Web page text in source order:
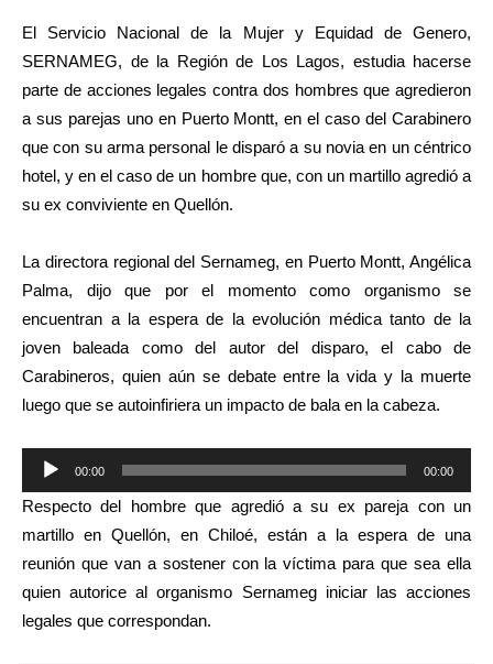
El Servicio Nacional de la Mujer y Equidad de Genero,
SERNAMEG, de la Región de Los Lagos, estudia hacerse
parte de acciones legales contra dos hombres que agredieron
a sus parejas uno en Puerto Montt, en el caso del Carabinero
que con su arma personal le disparó a su novia en un céntrico
hotel, y en el caso de un hombre que, con un martillo agredió a
su ex conviviente en Quellón.
La directora regional del Sernameg, en Puerto Montt, Angélica
Palma, dijo que por el momento como organismo se
encuentran a la espera de la evolución médica tanto de la
joven baleada como del autor del disparo, el cabo de
Carabineros, quien aún se debate entre la vida y la muerte
luego que se autoinfiriera un impacto de bala en la cabeza.
Reproductor
de
audio
00:00 00:00
Respecto del hombre que agredió a su ex pareja con un
martillo en Quellón, en Chiloé, están a la espera de una
reunión que van a sostener con la víctima para que sea ella
quien autorice al organismo Sernameg iniciar las acciones
legales que correspondan.